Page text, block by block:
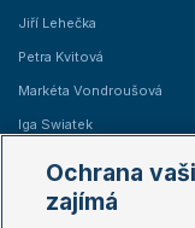
Jiří Lehečka
Petra Kvitová
Markéta Vondroušová
Iga Swiatek
Žebříčky
Ochrana
zajímá